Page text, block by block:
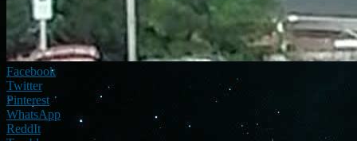
Facebook
Twitter
Pinterest
WhatsApp
ReddIt